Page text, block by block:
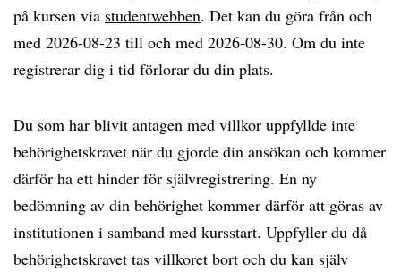
på kursen via studentwebben. Det kan du göra från och
med 2026-08-23 till och med 2026-08-30. Om du inte
registrerar dig i tid förlorar du din plats.
Du som har blivit antagen med villkor uppfyllde inte
behörighetskravet när du gjorde din ansökan och kommer
därför ha ett hinder för självregistrering. En ny
bedömning av din behörighet kommer därför att göras av
institutionen i samband med kursstart. Uppfyller du då
behörighetskravet tas villkoret bort och du kan själv